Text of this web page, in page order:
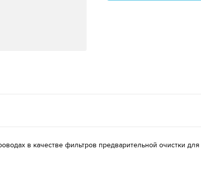
в качестве фильтров предварительной очистки